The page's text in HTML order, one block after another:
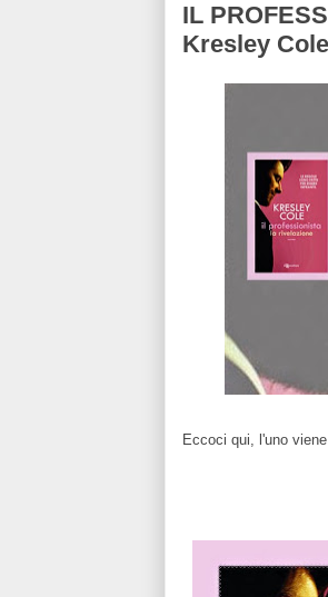
IL
Kresley Cole
Eccoci qui, l'uno